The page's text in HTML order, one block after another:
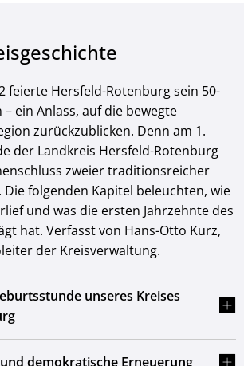
feierte Hersfeld-Rotenburg sein 50-
ein Anlass, auf die bewegte
zurückzublicken. Denn am 1.
der Landkreis Hersfeld-Rotenburg
zweier traditionsreicher
folgenden Kapitel beleuchten, wie
und was die ersten Jahrzehnte des
hat. Verfasst von Hans-Otto Kurz,
der Kreisverwaltung.
unseres Kreises
demokratische Erneuerung